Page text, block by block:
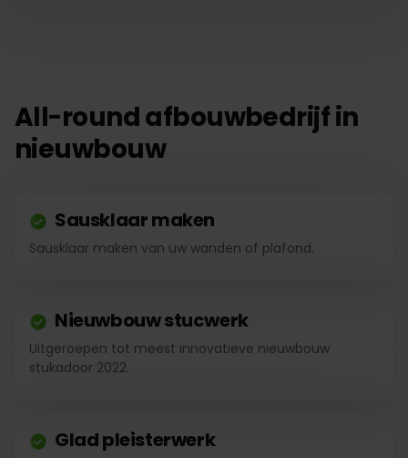
All-round afbouwbedrijf in
nieuwbouw
Sausklaar maken
Sausklaar maken van uw wanden of plafond.
Nieuwbouw stucwerk
Uitgeroepen tot meest innovatieve nieuwbouw
stukadoor 2022.
Glad pleisterwerk